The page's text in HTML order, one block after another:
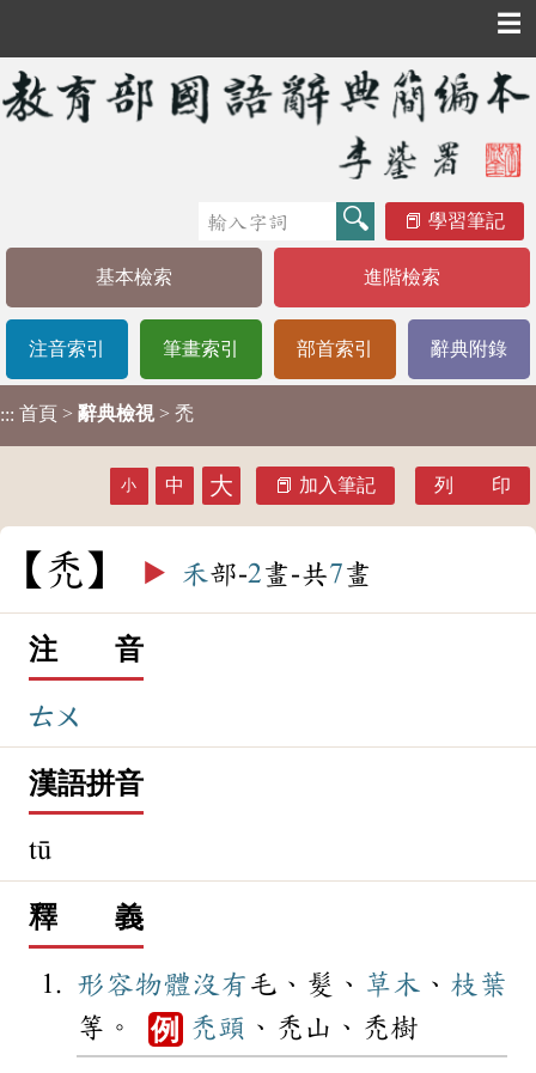
☰
學習筆記
基本檢索 進階檢索
注音索引 筆畫索引 部首索引 辭典附錄
::: 首頁 > 辭典檢視 > 禿
小 中 大 加入筆記 列 印
禿 ▶️ 禾部-2畫-共7畫
注 音
ㄊㄨ
漢語拼音
tū
釋 義
形容物體 沒有 毛、髮、 草木 、 枝葉
等。 例 禿頭 、禿山、禿樹